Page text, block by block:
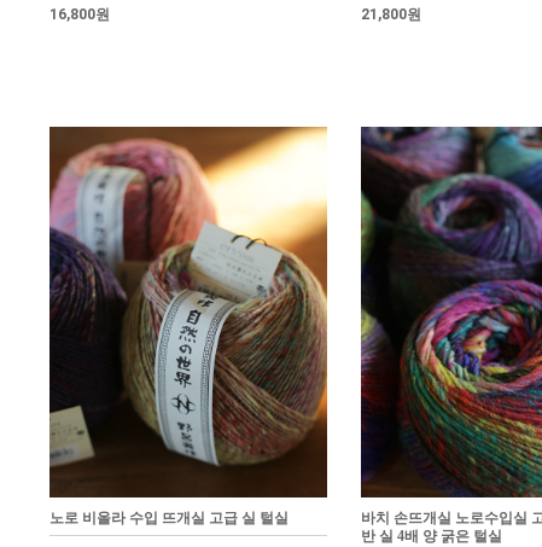
16,800원
21,800원
노로 비올라 수입 뜨개실 고급 실 털실
바치 손뜨개실 노로수입실
반 실 4배 양 굵은 털실